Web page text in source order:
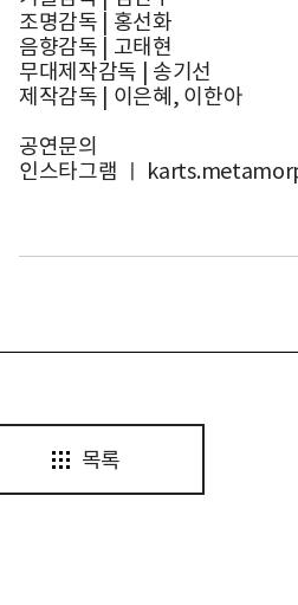
조명감독 | 홍선화
음향감독 | 고태현
무대제작감독 | 송기선
제작감독 | 이은혜, 이한아
공연문의
인스타그램 ㅣ
목록